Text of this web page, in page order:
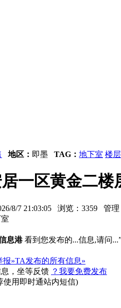
地区： 即墨 TAG： 地下室 楼层
一区黄金二
8/7 21:03:05 浏览：3359 管理
息港看到您发布的...信息,请问
报»TA发布的所有信息»
，坐等反馈 ？我要免费发布
使用即时通站内短信)